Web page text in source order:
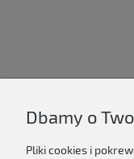
Dbamy o
Pliki cookies i